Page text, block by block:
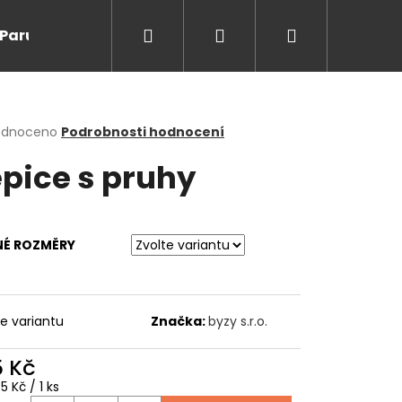
Paruky/kanekalon Doprodej Na cesty
Přihlášení
Podrobnosti hodnocení
s pruhy
ROZMĚRY
variantu Značka:byzy s.r.o.
Kč
Kč / 1 ks
Následující